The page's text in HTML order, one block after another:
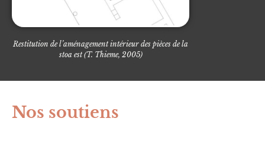
Restitution de l’aménagement intérieur des pièces de la
stoa est (T. Thieme, 2005)
Nos soutiens